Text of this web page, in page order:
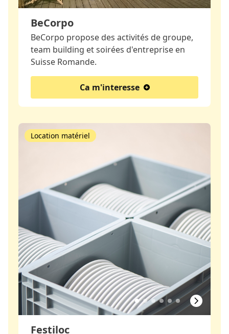
BeCorpo
BeCorpo propose des activités de groupe,
team building et soirées d'entreprise en
Suisse Romande.
Ca m'interesse
Festiloc
Location matériel